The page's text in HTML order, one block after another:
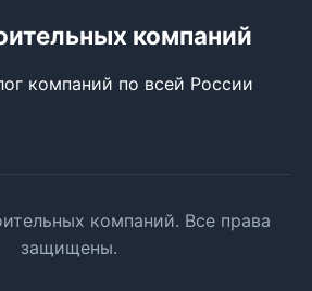
компаний
компаний по всей России
компаний. Все права
защищены.